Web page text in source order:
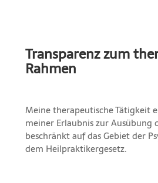
Transparenz zum
Rahmen
Meine therapeutische Tätigkeit
meiner Erlaubnis zur Ausübung
beschränkt auf das Gebiet der
dem Heilpraktikergesetz.